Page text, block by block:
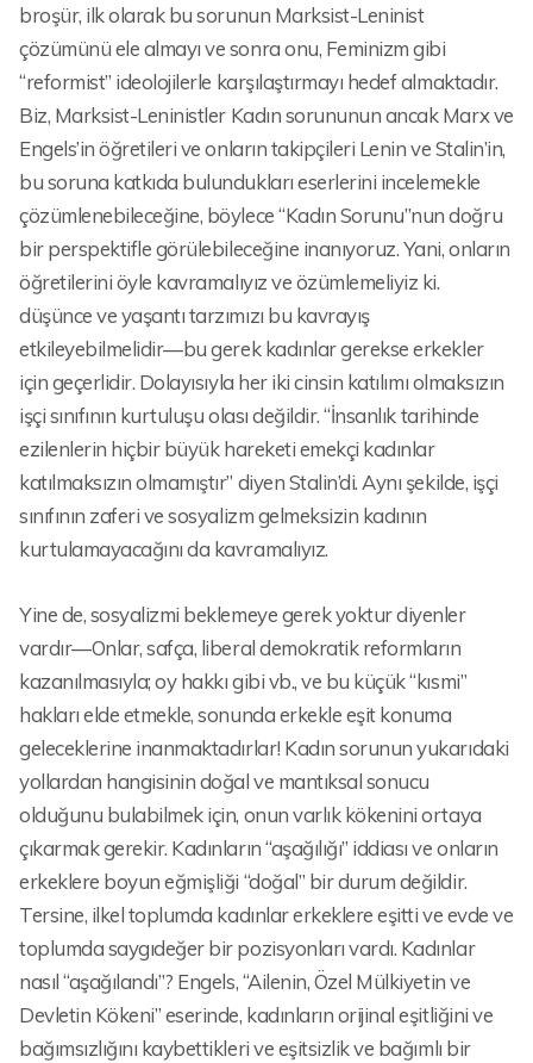
broşür, ilk olarak bu sorunun Marksist-Leninist
çözümünü ele almayı ve sonra onu, Feminizm gibi
“reformist” ideolojilerle karşılaştırmayı hedef almaktadır.
Biz, Marksist-Leninistler Kadın sorununun ancak Marx ve
Engels’in öğretileri ve onların takipçileri Lenin ve Stalin’in,
bu soruna katkıda bulundukları eserlerini incelemekle
çözümlenebileceğine, böylece “Kadın Sorunu”nun doğru
bir perspektifle görülebileceğine inanıyoruz. Yani, onların
öğretilerini öyle kavramalıyız ve özümlemeliyiz ki.
düşünce ve yaşantı tarzımızı bu kavrayış
etkileyebilmelidir—bu gerek kadınlar gerekse erkekler
için geçerlidir. Dolayısıyla her iki cinsin katılımı olmaksızın
işçi sınıfının kurtuluşu olası değildir. “İnsanlık tarihinde
ezilenlerin hiçbir büyük hareketi emekçi kadınlar
katılmaksızın olmamıştır” diyen Stalin’di. Aynı şekilde, işçi
sınıfının zaferi ve sosyalizm gelmeksizin kadının
kurtulamayacağını da kavramalıyız.
Yine de, sosyalizmi beklemeye gerek yoktur diyenler
vardır—Onlar, safça, liberal demokratik reformların
kazanılmasıyla; oy hakkı gibi vb., ve bu küçük “kısmi”
hakları elde etmekle, sonunda erkekle eşit konuma
geleceklerine inanmaktadırlar! Kadın sorunun yukarıdaki
yollardan hangisinin doğal ve mantıksal sonucu
olduğunu bulabilmek için, onun varlık kökenini ortaya
çıkarmak gerekir. Kadınların “aşağılığı” iddiası ve onların
erkeklere boyun eğmişliği “doğal” bir durum değildir.
Tersine, ilkel toplumda kadınlar erkeklere eşitti ve evde ve
toplumda saygıdeğer bir pozisyonları vardı. Kadınlar
nasıl “aşağılandı”? Engels, “Ailenin, Özel Mülkiyetin ve
Devletin Kökeni” eserinde, kadınların orijinal eşitliğini ve
bağımsızlığını kaybettikleri ve eşitsizlik ve bağımlı bir